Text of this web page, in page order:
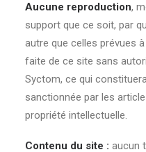
Aucune reproduction,
support que ce soit, par
autre que celles prévues
faite de ce site sans
Syctom, ce qui
sanctionnée par les
propriété intellectuelle.
Contenu du site : aucun